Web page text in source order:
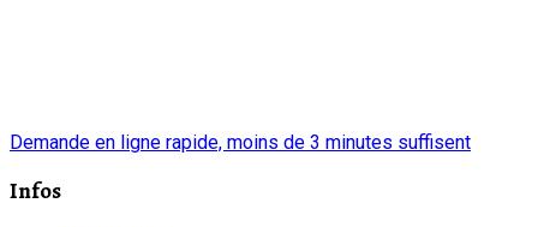
Demande en ligne rapide, moins de 3 minutes suffisent
Infos